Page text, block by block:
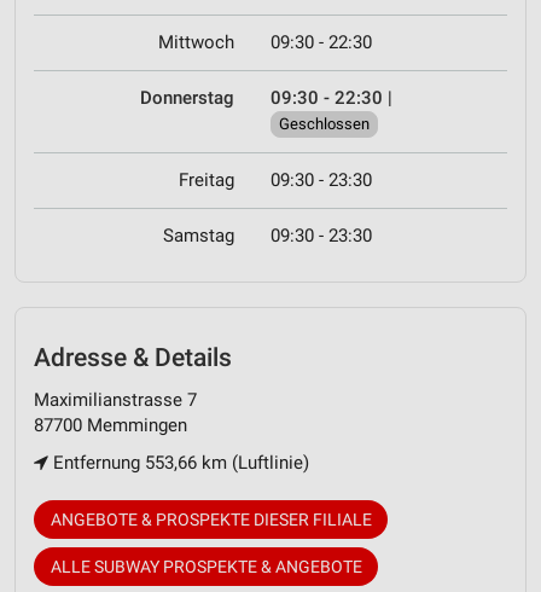
Mittwoch 09:30 - 22:30
Donnerstag 09:30 - 22:30 |
Geschlossen
Freitag 09:30 - 23:30
Samstag 09:30 - 23:30
Adresse & Details
Maximilianstrasse 7
87700 Memmingen
Entfernung 553,66 km (Luftlinie)
ANGEBOTE & PROSPEKTE DIESER FILIALE
ALLE SUBWAY PROSPEKTE & ANGEBOTE